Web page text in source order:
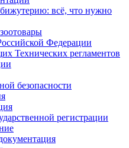
всё, что нужно
Федерации
Технических регламентов
безопасности
регистрации